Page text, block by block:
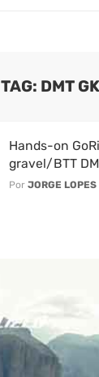
TAG: DMT
Hands-on
gravel/BTT
Por JORGE LOPES